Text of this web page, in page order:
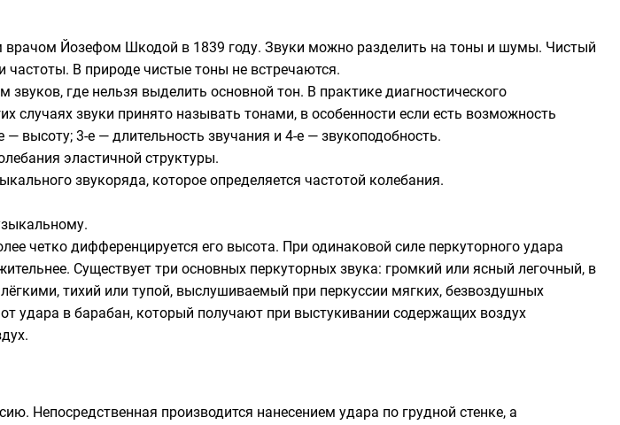
врачом Йозефом Шкодой в 1839 году. Звуки можно разделить на тоны и шумы. Чистый
В природе чистые тоны не встречаются.
где нельзя выделить основной тон. В практике диагностического
случаях звуки принято называть тонами, в особенности если есть возможность
высоту; 3-е — длительность звучания и 4-е — звукоподобность.
эластичной структуры.
звукоряда, которое определяется частотой колебания.
четко дифференцируется его высота. При одинаковой силе перкуторного удара
Существует три основных перкуторных звука: громкий или ясный легочный, в
тихий или тупой, выслушиваемый при перкуссии мягких, безвоздушных
удара в барабан, который получают при выстукивании содержащих воздух
Непосредственная производится нанесением удара по грудной стенке, а